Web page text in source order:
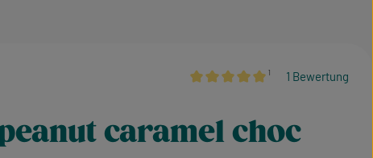
¹ 1 Bewertung
caramel choc